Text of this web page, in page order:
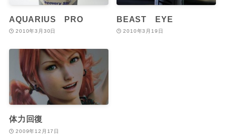
AQUARIUS PRO
2010年3月30日
BEAST EYE
2010年3月19日
体力回復
2009年12月17日